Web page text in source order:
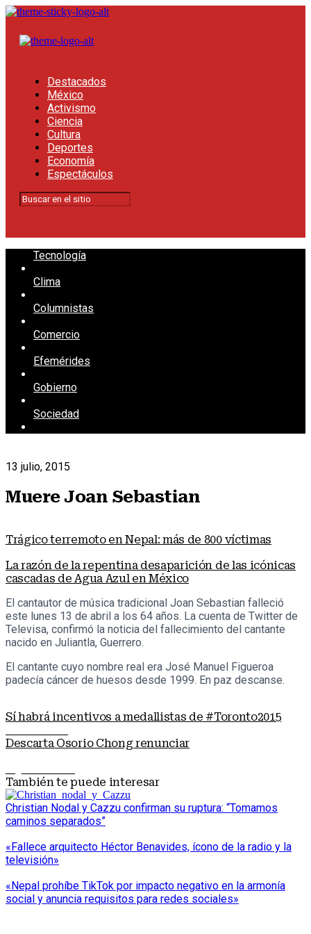
Destacados
México
Activismo
Ciencia
Cultura
Deportes
Economía
Espectáculos
Tecnología
Clima
Columnistas
Comercio
Efemérides
Gobierno
Sociedad
13 julio, 2015
Muere Joan Sebastian
Trágico terremoto en Nepal: más de 800 víctimas
La razón de la repentina desaparición de las icónicas
cascadas de Agua Azul en México
El cantautor de música tradicional Joan Sebastian falleció
este lunes 13 de abril a los 64 años. La cuenta de Twitter de
Televisa, confirmó la noticia del fallecimiento del cantante
nacido en Juliantla, Guerrero.
El cantante cuyo nombre real era José Manuel Figueroa
padecía cáncer de huesos desde 1999. En paz descanse.
Sí habrá incentivos a medallistas de #Toronto2015
Descarta Osorio Chong renunciar
También te puede interesar
Christian Nodal y Cazzu confirman su ruptura: “Tomamos
caminos separados”
«Fallece arquitecto Héctor Benavides, ícono de la radio y la
televisión»
«Nepal prohíbe TikTok por impacto negativo en la armonía
social y anuncia requisitos para redes sociales»